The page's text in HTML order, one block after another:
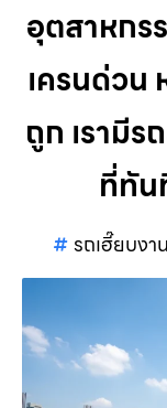
อุตสาหกร
เครนด่วน
ถูก เรามี
ที่ทัน
รถเฮี๊ยบงา